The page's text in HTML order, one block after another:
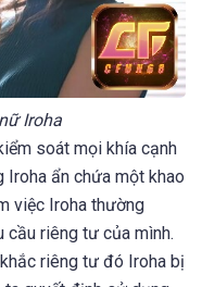
Iroha
soát mọi khía cạnh
Iroha ẩn chứa một khao
việc Iroha thường
cầu riêng tư của mình.
riêng tư đó Iroha bị